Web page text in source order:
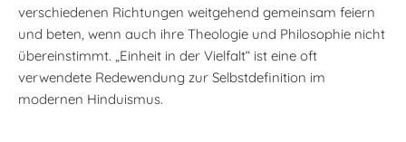
verschiedenen Richtungen weitgehend gemeinsam feiern
und beten, wenn auch ihre Theologie und Philosophie nicht
übereinstimmt. „Einheit in der Vielfalt“ ist eine oft
verwendete Redewendung zur Selbstdefinition im
modernen Hinduismus.